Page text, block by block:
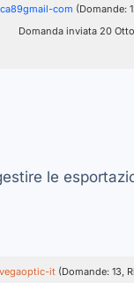
com (Domande:
Domanda inviata 20
le
it (Domande: 13,